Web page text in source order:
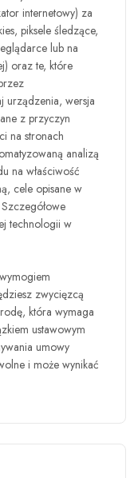
internetowy) za
piksele śledzące,
lub na
oraz te, które
urządzenia, wersja
z przyczyn
na stronach
analizą
na właściwość
cele opisane w
technologii w
zwycięzcą
która wymaga
ustawowym
umowy
i może wynikać